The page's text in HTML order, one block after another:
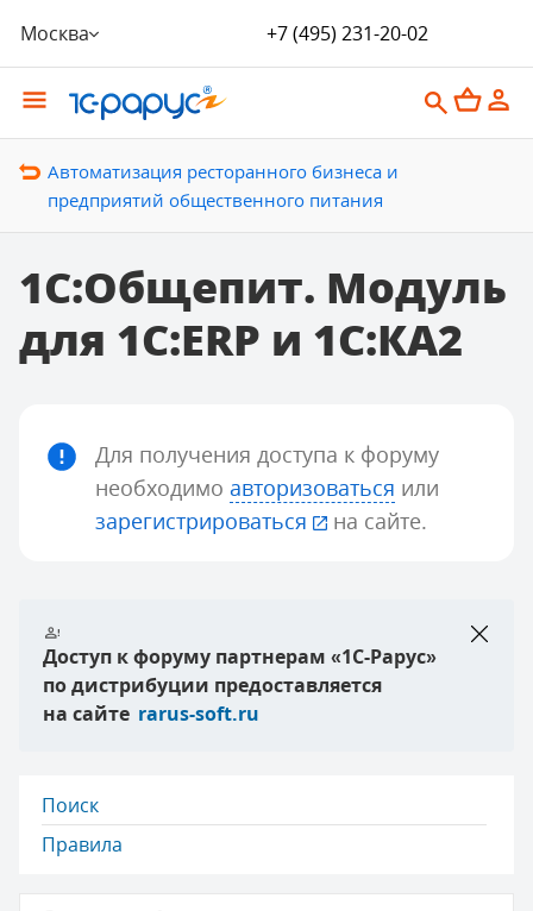
Москва +7 (495) 231-20-02
Автоматизация ресторанного бизнеса и
предприятий общественного питания
1С:Общепит. Модуль
для 1С:ERP и 1С:КА2
Для получения доступа к форуму
необходимо авторизоваться или
зарегистрироваться
на сайте.
Доступ к форуму партнерам «1C-Рарус»
по дистрибуции предоставляется
на сайте rarus-soft.ru
Поиск
Правила